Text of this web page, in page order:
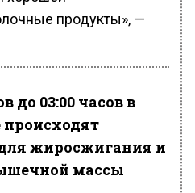
продукты», —
до 03:00 часов в
происходят
жиросжигания и
массы